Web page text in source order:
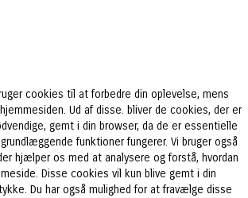
cookies til at forbedre din oplevelse, mens
Ud af disse. bliver de cookies, der er
gemt i din browser, da de er essentielle
funktioner fungerer. Vi bruger også
hjælper os med at analysere og forstå, hvordan
Disse cookies vil kun blive gemt i din
Du har også mulighed for at fravælge disse